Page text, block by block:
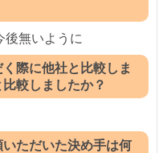
後無いように
際に他社と比較しま
較しましたか？
ただいた決め手は何